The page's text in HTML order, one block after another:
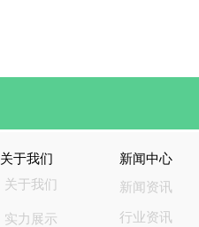
实力展示
关于我们
关于我们 新闻中心
新闻资讯
行业资讯